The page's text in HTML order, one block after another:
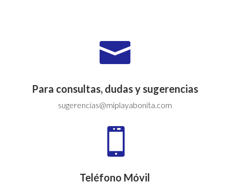

Para consultas, dudas y sugerencias
sugerencias@miplayabonita.com

Teléfono Móvil